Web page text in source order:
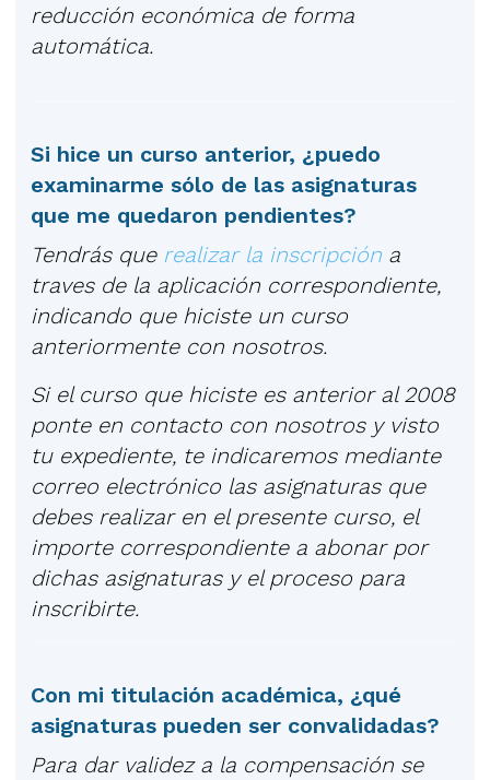
reducción económica de forma
automática.
Si hice un curso anterior, ¿puedo
examinarme sólo de las asignaturas
que me quedaron pendientes?
Tendrás que realizar la inscripción a
traves de la aplicación correspondiente,
indicando que hiciste un curso
anteriormente con nosotros.
Si el curso que hiciste es anterior al 2008
ponte en contacto con nosotros y visto
tu expediente, te indicaremos mediante
correo electrónico las asignaturas que
debes realizar en el presente curso, el
importe correspondiente a abonar por
dichas asignaturas y el proceso para
inscribirte.
Con mi titulación académica, ¿qué
asignaturas pueden ser convalidadas?
Para dar validez a la compensación se